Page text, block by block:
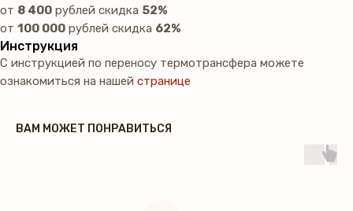
от 8 400 рублей скидка 52%
от 100 000 рублей скидка 62%
Инструкция
С инструкцией по переносу термотрансфера можете
ознакомиться на нашей странице
ВАМ МОЖЕТ ПОНРАВИТЬСЯ